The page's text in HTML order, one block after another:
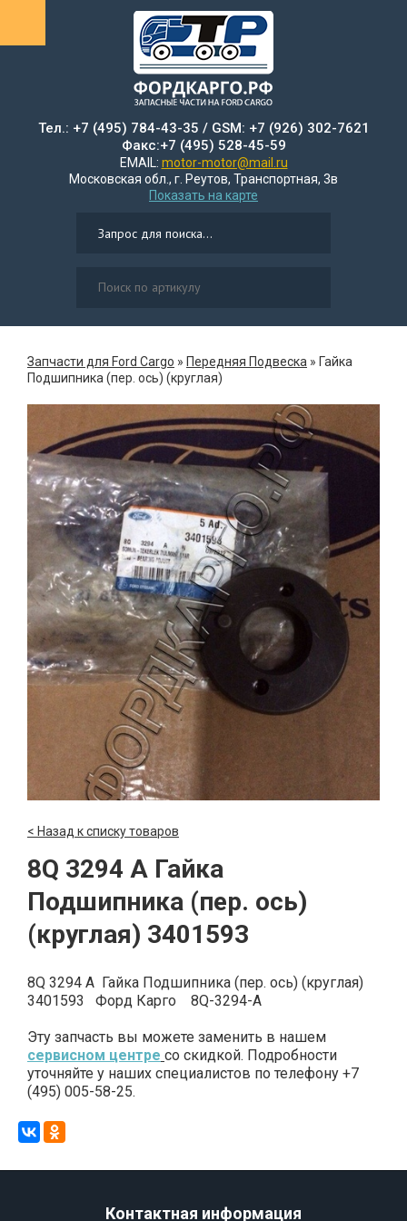
Тел.: +7 (495) 784-43-35 / GSM: +7 (926) 302-7621
Факс:+7 (495) 528-45-59
EMAIL: motor-motor@mail.ru
Московская обл., г. Реутов, Транспортная, 3в
Показать на карте
Запчасти для Ford Cargo » Передняя Подвеска » Гайка
Подшипника (пер. ось) (круглая)
< Назад к списку товаров
8Q 3294 A Гайка
Подшипника (пер. ось)
(круглая) 3401593
8Q 3294 A Гайка Подшипника (пер. ось) (круглая)
3401593 Форд Карго 8Q-3294-A
Эту запчасть вы можете заменить в нашем
сервисном центре со скидкой. Подробности
уточняйте у наших специалистов по телефону +7
(495) 005-58-25.
Контактная информация